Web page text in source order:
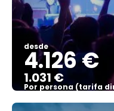
desde
4.126 €
1.031 €
Por persona (tarifa